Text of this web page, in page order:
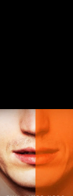
إيفل ليفز هير: ذا كيلر
سبيكس